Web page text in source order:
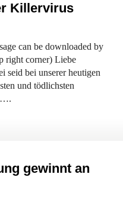
Killervirus
can be downloaded by
right corner) Liebe
seid bei unserer heutigen
und tödlichsten
gewinnt an